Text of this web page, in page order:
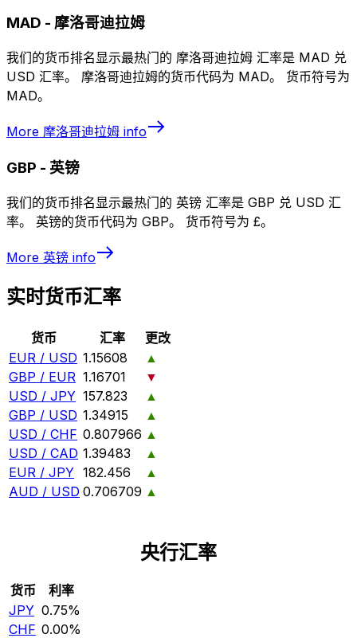
MAD - 摩洛哥迪拉姆
我们的货币排名显示最热门的 摩洛哥迪拉姆 汇率是 MAD 兑
USD 汇率。 摩洛哥迪拉姆的货币代码为 MAD。 货币符号为
MAD。
More 摩洛哥迪拉姆 info
GBP - 英镑
我们的货币排名显示最热门的 英镑 汇率是 GBP 兑 USD 汇
率。 英镑的货币代码为 GBP。 货币符号为 £。
More 英镑 info
实时货币汇率
货币 汇率
更改
EUR / USD 1.15608
▲
GBP / EUR 1.16701
▼
USD / JPY 157.823
▲
GBP / USD 1.34915
▲
USD / CHF 0.807966 ▲
USD / CAD 1.39483
▲
EUR / JPY 182.456
▲
AUD / USD 0.706709 ▲
央行汇率
货币
利率
JPY 0.75%
CHF 0.00%